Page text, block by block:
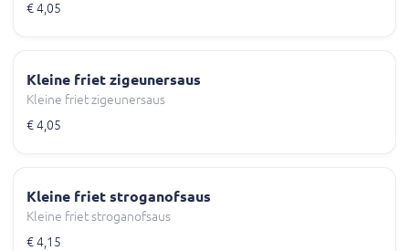
€ 4,05
Kleine friet zigeunersaus
Kleine friet zigeunersaus
€ 4,05
Kleine friet stroganofsaus
Kleine friet stroganofsaus
€ 4,15